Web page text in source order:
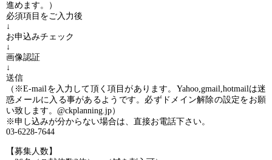
進めます。）
必須項目をご入力後
↓
お申込みチェック
↓
画像認証
↓
送信
（※E-mailを入力して頂く項目があります。Yahoo,gmail,hotmailは迷
惑メールに入る事があるようです。必ずドメイン解除の設定をお願
い致します。@ckplanning.jp）
※申し込みが分からない場合は、直接お電話下さい。
03-6228-7644
【募集人数】